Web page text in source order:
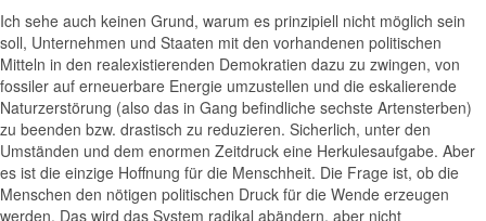
Ich sehe auch keinen Grund, warum es prinzipiell nicht möglich sein
soll, Unternehmen und Staaten mit den vorhandenen politischen
Mitteln in den realexistierenden Demokratien dazu zu zwingen, von
fossiler auf erneuerbare Energie umzustellen und die eskalierende
Naturzerstörung (also das in Gang befindliche sechste Artensterben)
zu beenden bzw. drastisch zu reduzieren. Sicherlich, unter den
Umständen und dem enormen Zeitdruck eine Herkulesaufgabe. Aber
es ist die einzige Hoffnung für die Menschheit. Die Frage ist, ob die
Menschen den nötigen politischen Druck für die Wende erzeugen
werden. Das wird das System radikal abändern, aber nicht